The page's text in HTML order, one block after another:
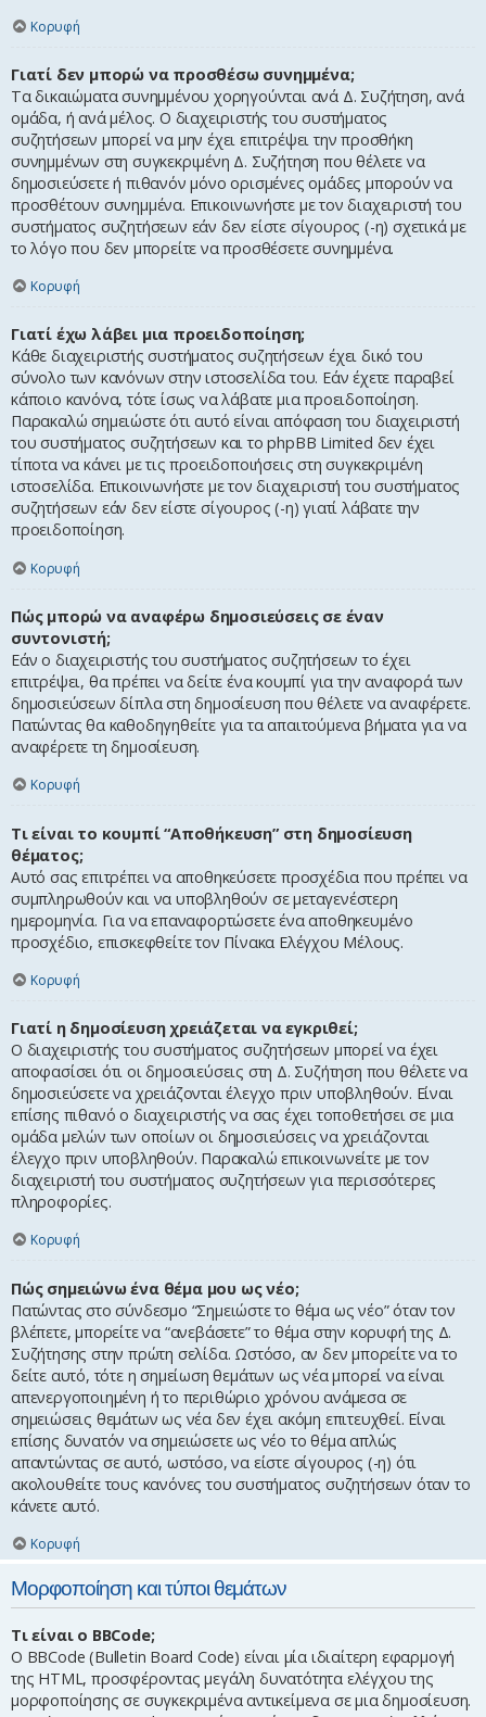
Κορυφή
Γιατί δεν μπορώ να προσθέσω συνημμένα;
Τα δικαιώματα συνημμένου χορηγούνται ανά Δ. Συζήτηση, ανά
ομάδα, ή ανά μέλος. Ο διαχειριστής του συστήματος
συζητήσεων μπορεί να μην έχει επιτρέψει την προσθήκη
συνημμένων στη συγκεκριμένη Δ. Συζήτηση που θέλετε να
δημοσιεύσετε ή πιθανόν μόνο ορισμένες ομάδες μπορούν να
προσθέτουν συνημμένα. Επικοινωνήστε με τον διαχειριστή του
συστήματος συζητήσεων εάν δεν είστε σίγουρος (-η) σχετικά με
το λόγο που δεν μπορείτε να προσθέσετε συνημμένα.
Κορυφή
Γιατί έχω λάβει μια προειδοποίηση;
Κάθε διαχειριστής συστήματος συζητήσεων έχει δικό του
σύνολο των κανόνων στην ιστοσελίδα του. Εάν έχετε παραβεί
κάποιο κανόνα, τότε ίσως να λάβατε μια προειδοποίηση.
Παρακαλώ σημειώστε ότι αυτό είναι απόφαση του διαχειριστή
του συστήματος συζητήσεων και το phpBB Limited δεν έχει
τίποτα να κάνει με τις προειδοποιήσεις στη συγκεκριμένη
ιστοσελίδα. Επικοινωνήστε με τον διαχειριστή του συστήματος
συζητήσεων εάν δεν είστε σίγουρος (-η) γιατί λάβατε την
προειδοποίηση.
Κορυφή
Πώς μπορώ να αναφέρω δημοσιεύσεις σε έναν
συντονιστή;
Εάν ο διαχειριστής του συστήματος συζητήσεων το έχει
επιτρέψει, θα πρέπει να δείτε ένα κουμπί για την αναφορά των
δημοσιεύσεων δίπλα στη δημοσίευση που θέλετε να αναφέρετε.
Πατώντας θα καθοδηγηθείτε για τα απαιτούμενα βήματα για να
αναφέρετε τη δημοσίευση.
Κορυφή
Τι είναι το κουμπί “Αποθήκευση” στη δημοσίευση
θέματος;
Αυτό σας επιτρέπει να αποθηκεύσετε προσχέδια που πρέπει να
συμπληρωθούν και να υποβληθούν σε μεταγενέστερη
ημερομηνία. Για να επαναφορτώσετε ένα αποθηκευμένο
προσχέδιο, επισκεφθείτε τον Πίνακα Ελέγχου Μέλους.
Κορυφή
Γιατί η δημοσίευση χρειάζεται να εγκριθεί;
Ο διαχειριστής του συστήματος συζητήσεων μπορεί να έχει
αποφασίσει ότι οι δημοσιεύσεις στη Δ. Συζήτηση που θέλετε να
δημοσιεύσετε να χρειάζονται έλεγχο πριν υποβληθούν. Είναι
επίσης πιθανό ο διαχειριστής να σας έχει τοποθετήσει σε μια
ομάδα μελών των οποίων οι δημοσιεύσεις να χρειάζονται
έλεγχο πριν υποβληθούν. Παρακαλώ επικοινωνείτε με τον
διαχειριστή του συστήματος συζητήσεων για περισσότερες
πληροφορίες.
Κορυφή
Πώς σημειώνω ένα θέμα μου ως νέο;
Πατώντας στο σύνδεσμο “Σημειώστε το θέμα ως νέο” όταν τον
βλέπετε, μπορείτε να “ανεβάσετε” το θέμα στην κορυφή της Δ.
Συζήτησης στην πρώτη σελίδα. Ωστόσο, αν δεν μπορείτε να το
δείτε αυτό, τότε η σημείωση θεμάτων ως νέα μπορεί να είναι
απενεργοποιημένη ή το περιθώριο χρόνου ανάμεσα σε
σημειώσεις θεμάτων ως νέα δεν έχει ακόμη επιτευχθεί. Είναι
επίσης δυνατόν να σημειώσετε ως νέο το θέμα απλώς
απαντώντας σε αυτό, ωστόσο, να είστε σίγουρος (-η) ότι
ακολουθείτε τους κανόνες του συστήματος συζητήσεων όταν το
κάνετε αυτό.
Κορυφή
Μορφοποίηση και τύποι θεμάτων
Τι είναι ο BBCode;
Ο BBCode (Bulletin Board Code) είναι μία ιδιαίτερη εφαρμογή
της HTML, προσφέροντας μεγάλη δυνατότητα ελέγχου της
μορφοποίησης σε συγκεκριμένα αντικείμενα σε μια δημοσίευση.